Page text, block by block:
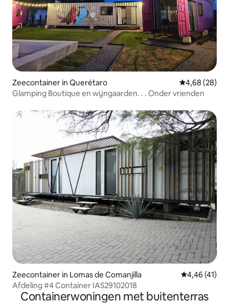
Zeecontainer in Querétaro Gemiddelde
4,68 (28)
Glamping Boutique en wijngaarden. . . Onder vrienden
Zeecontainer in Lomas de Comanjilla Gemiddelde
4,46 (41)
Afdeling #4 Container IAS29102018
Containerwoningen met buitenterras